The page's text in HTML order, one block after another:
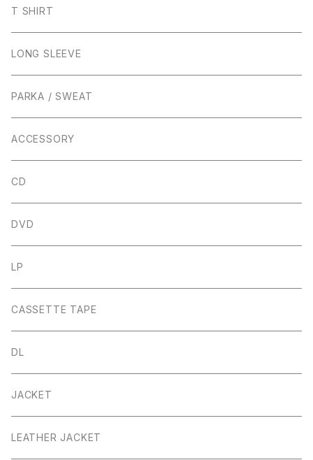
T SHIRT
LONG SLEEVE
PARKA / SWEAT
ACCESSORY
CD
DVD
LP
CASSETTE TAPE
DL
JACKET
LEATHER JACKET